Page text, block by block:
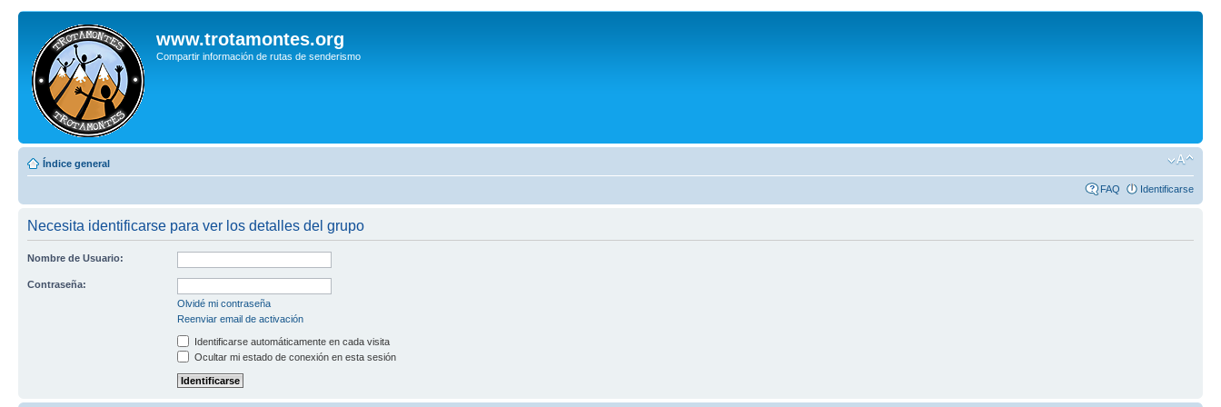
www.trotamontes.org
Compartir información de rutas de senderismo
Índice general
FAQ Identificarse
Necesita identificarse para ver los detalles del grupo
Nombre de Usuario:
Contraseña:
Olvidé mi contraseña
Reenviar email de activación
Identificarse automáticamente en cada visita
Ocultar mi estado de conexión en esta sesión